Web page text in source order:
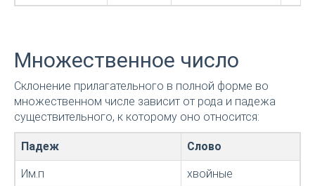
Множественное число
Склонение прилагательного в полной форме во
множественном числе зависит от рода и падежа
существительного, к которому оно относится:
Падеж Слово
Им.п хвойные